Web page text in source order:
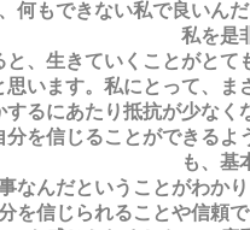
何もできない私で良いん
私を是
、生きていくことがと
思います。私にとって、
するにあたり抵抗が少なく
を信じることができる
も、基
なんだということがわか
を信じられることや信頼